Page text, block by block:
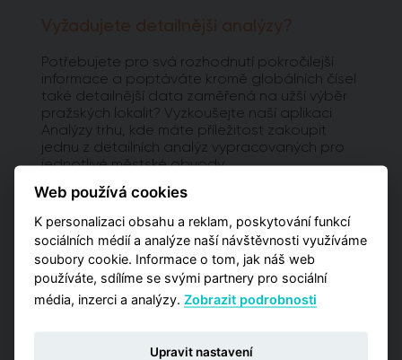
Vyžadujete detailnější analýzy?
Potřebujete pro svá rozhodnutí pokročilejší
informace a poptáváte kromě globálních čísel
také detailnější data zaměřená na užší výběr
pražských lokalit? Vyzkoušejte naší aplikaci
Analýzy trhu, kde máte příležitost zakoupit
jednu z detailních analýz vypracovaných pro
jednotlivé městské obvody.
PŘEJÍT NA ANALÝZY
Web používá cookies
K personalizaci obsahu a reklam, poskytování funkcí
sociálních médií a analýze naší návštěvnosti využíváme
soubory cookie. Informace o tom, jak náš web
používáte, sdílíme se svými partnery pro sociální
média, inzerci a analýzy.Zobrazit podrobnosti
Upravit nastavení